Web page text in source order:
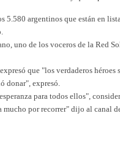
5.580 argentinos que están en
uno de los voceros de la Red
que "los verdaderos
donar", expresó.
para todos ellos",
mucho por recorrer" dijo al canal